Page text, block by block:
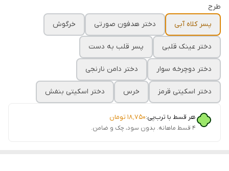
طرح
پسر کلاه آبی
دختر هدفون صورتی خرگوش
دختر عینک قلبی پسر قلب به دست
دختر دوچرخه سوار دختر دامن نارنجی
دختر اسکیتی قرمز خرس دختر اسکیتی بنفش
هر قسط با ترب‌پی:۱۸٬۷۵۰ تومان
۴ قسط ماهانه. بدون سود، چک و ضامن.